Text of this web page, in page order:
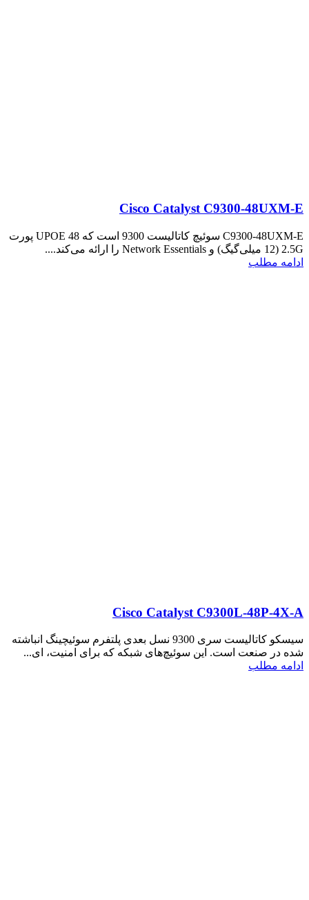
Cisco Catalyst C9300-48UXM-E
C9300-48UXM-E سوئیچ کاتالیست 9300 است که UPOE 48 پورت
2.5G (12 میلی‌گیگ) و Network Essentials را ارائه می‌کند....
ادامه مطلب
Cisco Catalyst C9300L-48P-4X-A
سیسکو کاتالیست سری 9300 نسل بعدی پلتفرم سوئیچینگ انباشته
شده در صنعت است. این سوئیچ‌های شبکه که برای امنیت، ای...
ادامه مطلب